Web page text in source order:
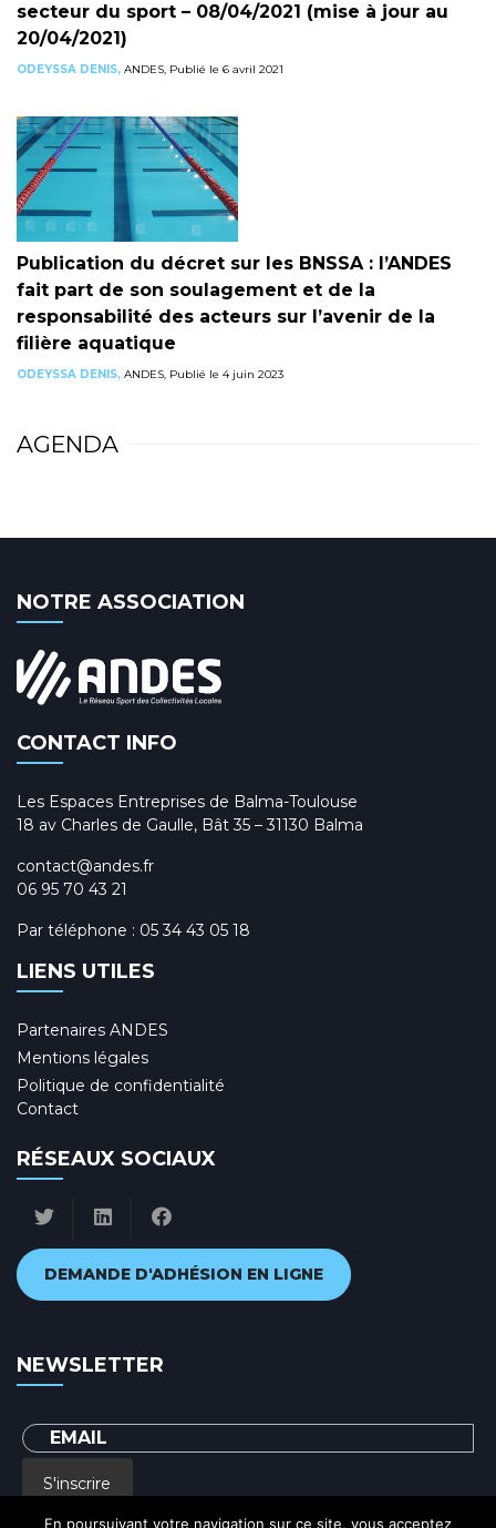
secteur du sport – 08/04/2021 (mise à jour au
20/04/2021)
ODEYSSA DENIS, ANDES, Publié le 6 avril 2021
Publication du décret sur les BNSSA : l’ANDES
fait part de son soulagement et de la
responsabilité des acteurs sur l’avenir de la
filière aquatique
ODEYSSA DENIS, ANDES, Publié le 4 juin 2023
AGENDA
NOTRE ASSOCIATION
CONTACT INFO
Les Espaces Entreprises de Balma-Toulouse
18 av Charles de Gaulle, Bât 35 – 31130 Balma
contact@andes.fr
06 95 70 43 21
Par téléphone : 05 34 43 05 18
LIENS UTILES
Partenaires ANDES
Mentions légales
Politique de confidentialité
Contact
RÉSEAUX SOCIAUX
DEMANDE D'ADHÉSION EN LIGNE
NEWSLETTER
S'inscrire
En poursuivant votre navigation sur ce site, vous acceptez